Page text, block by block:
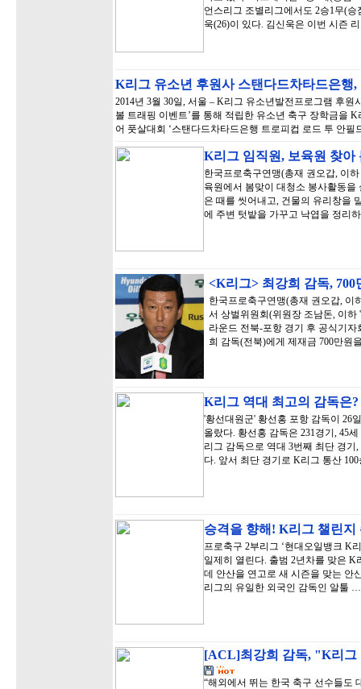
언스리그 조별리그에서도 2승1무(
욱(26)이 있다. 김신욱은 이번 시즌
K리그 유소년 후원사 스탠다드차타드은
2014년 3월 30일, 서울 – K리그 유소년발전프로그램 후
볼 트래핑 이벤트’를 통해 적립한 유소년 축구 장학금을
어 풋살대회 ‘스탠다드차타드은행 트로피컵 로드 투 안
K리그 임직원, 보육원 찾
한국프로축구연맹(총재 권오갑, 이
육원에서 봄맞이 대청소 봉사활동
은 때를 씻어내고, 건물의 유리창을
에 주변 텃밭을 가꾸고 낙엽을 정리
<K리그> 최강희 감독,
한국프로축구연맹(총재 권오갑, 이
서 상벌위원회(위원장 조남돈, 이하
라운드 전북-포항 경기 후 공식기
희 감독(전북)에게 제재금 700만원
K리그 역대 최고의 감독은?
'황선대원군' 황선홍 포항 감독이 26
올랐다. 황선홍 감독은 231경기, 45
리그 감독으로 역대 3번째 최단 경
다. 앞서 최단 경기로 K리그 통산
승격을 향해! K리그 챌린
프로축구 2부리그 ‘현대오일뱅크 K
일제히 열린다. 출범 2년차를 맞은
데 안산을 연고로 새 시즌을 맞는 안
리그의 유일한 외국인 감독인 알툴 …
[ACL]최강희 감독, "K리그
“해외에서 뛰는 한국 축구 선수들도